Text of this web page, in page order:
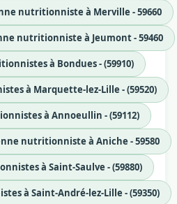
nutritionniste à Merville - 59660
nutritionniste à Jeumont - 59460
à Bondues - (59910)
à Marquette-lez-Lille - (59520)
à Annoeullin - (59112)
nutritionniste à Aniche - 59580
à Saint-Saulve - (59880)
à Saint-André-lez-Lille - (59350)